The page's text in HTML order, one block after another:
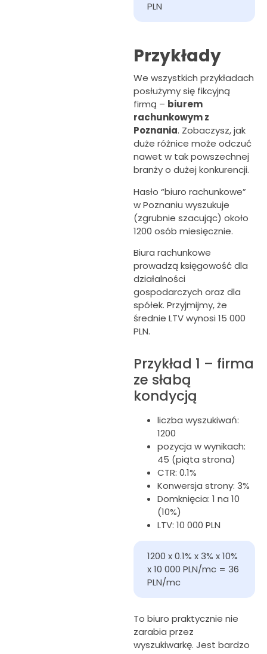
PLN
Przykłady
We wszystkich przykładach
posłużymy się fikcyjną
firmą – biurem
rachunkowym z
Poznania. Zobaczysz, jak
duże różnice może odczuć
nawet w tak powszechnej
branży o dużej konkurencji.
Hasło “biuro rachunkowe”
w Poznaniu wyszukuje
(zgrubnie szacując) około
1200 osób miesięcznie.
Biura rachunkowe
prowadzą księgowość dla
działalności
gospodarczych oraz dla
spółek. Przyjmijmy, że
średnie LTV wynosi 15 000
PLN.
Przykład 1 – firma
ze słabą
kondycją
liczba wyszukiwań:
1200
pozycja w wynikach:
45 (piąta strona)
CTR: 0.1%
Konwersja strony: 3%
Domknięcia: 1 na 10
(10%)
LTV: 10 000 PLN
1200 x 0.1% x 3% x 10%
x 10 000 PLN/mc = 36
PLN/mc
To biuro praktycznie nie
zarabia przez
wyszukiwarkę. Jest bardzo